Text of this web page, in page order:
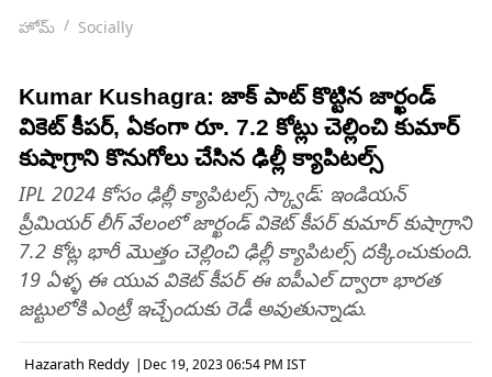
హోమ్ Socially
Kumar Kushagra: జాక్ పాట్ కొట్టిన జార్ఖండ్
వికెట్ కీపర్‌, ఏకంగా రూ. 7.2 కోట్లు చెల్లించి కుమార్
కుషాగ్రాని కొనుగోలు చేసిన ఢిల్లీ క్యాపిటల్స్
IPL 2024 కోసం ఢిల్లీ క్యాపిటల్స్ స్క్వాడ్: ఇండియన్
ప్రీమియర్ లీగ్ వేలంలో జార్ఖండ్ వికెట్ కీపర్‌ కుమార్ కుషాగ్రాని
7.2 కోట్ల భారీ మొత్తం చెల్లించి ఢిల్లీ క్యాపిటల్స్ దక్కించుకుంది.
19 ఏళ్ళ ఈ యువ వికెట్ కీపర్ ఈ ఐపీఎల్ ద్వారా భారత
జట్టులోకి ఎంట్రీ ఇచ్చేందుకు రెడీ అవుతున్నాడు.
Hazarath Reddy | Dec 19, 2023 06:54 PM IST